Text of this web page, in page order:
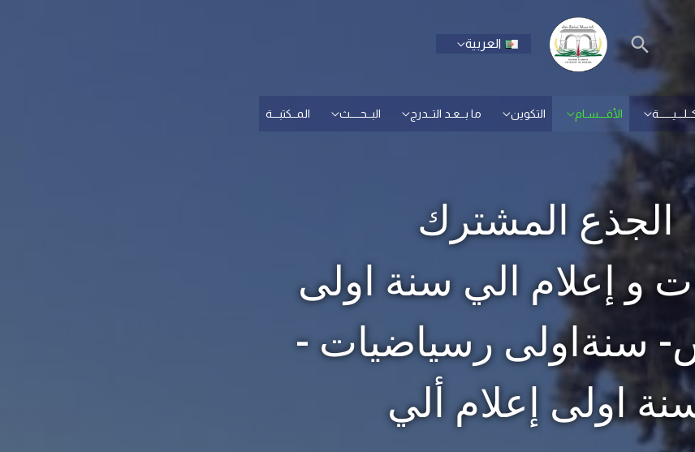
العربية
الأقـــسـام التكوين ما بــعـد التــدرج البــحــــث المــكتبـــة
الجذع المشترك
و إعلام الي سنة اولى
سنةاولى رسياضيات -
اولى إعلام ألي